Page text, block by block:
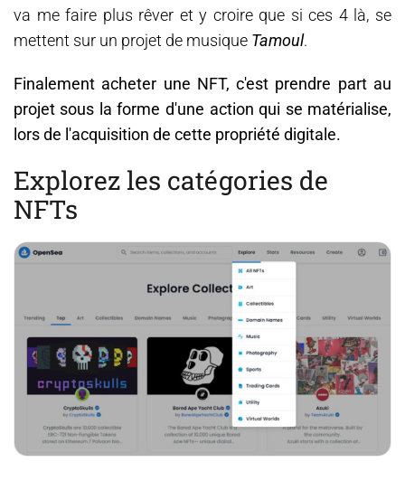
va me faire plus rêver et y croire que si ces 4 là, se
mettent sur un projet de musique Tamoul.
Finalement acheter une NFT, c'est prendre part au
projet sous la forme d'une action qui se matérialise,
lors de l'acquisition de cette propriété digitale.
Explorez les catégories de
NFTs